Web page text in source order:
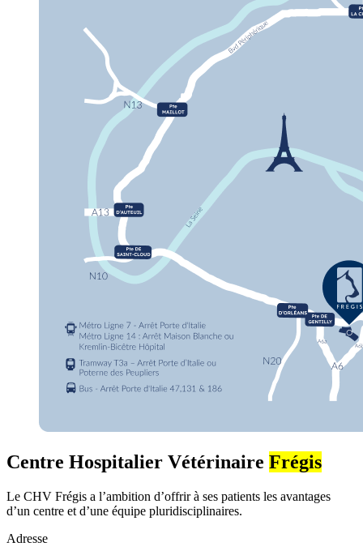
Centre Hospitalier Vétérinaire Frégis
Le CHV Frégis a l’ambition d’offrir à ses patients les avantages
d’un centre et d’une équipe pluridisciplinaires.
Adresse